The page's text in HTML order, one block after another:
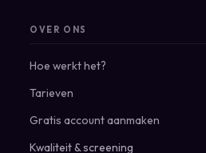
OVER ONS
Hoe werkt het?
Tarieven
Gratis account aanmaken
Kwaliteit & screening